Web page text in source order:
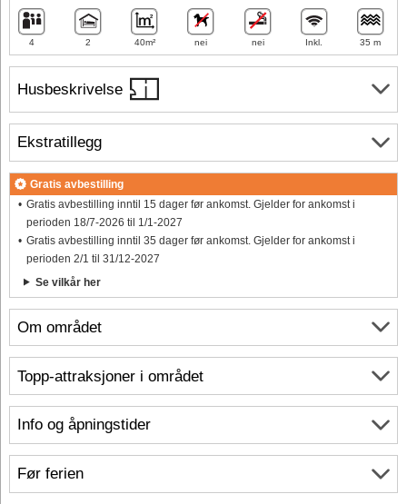
Husbeskrivelse
Om området
Info og åpningstider
Før ferien
4 2 40m² nei nei Inkl. 35 m
Ekstratillegg
Gratis avbestilling
Gratis avbestilling inntil 15 dager før ankomst. Gjelder for ankomst i
perioden 18/7-2026 til 1/1-2027
Gratis avbestilling inntil 35 dager før ankomst. Gjelder for ankomst i
perioden 2/1 til 31/12-2027
Se vilkår her
Topp-attraksjoner i området